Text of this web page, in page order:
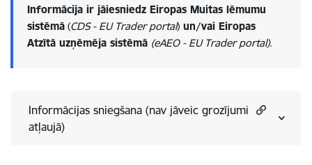
Informācija ir jāiesniedz Eiropas Muitas lēmumu
sistēmā (CDS - EU Trader portal) un/vai Eiropas
Atzītā uzņēmēja sistēmā (eAEO - EU Trader portal).
Informācijas sniegšana (nav jāveic grozījumi
atļaujā)